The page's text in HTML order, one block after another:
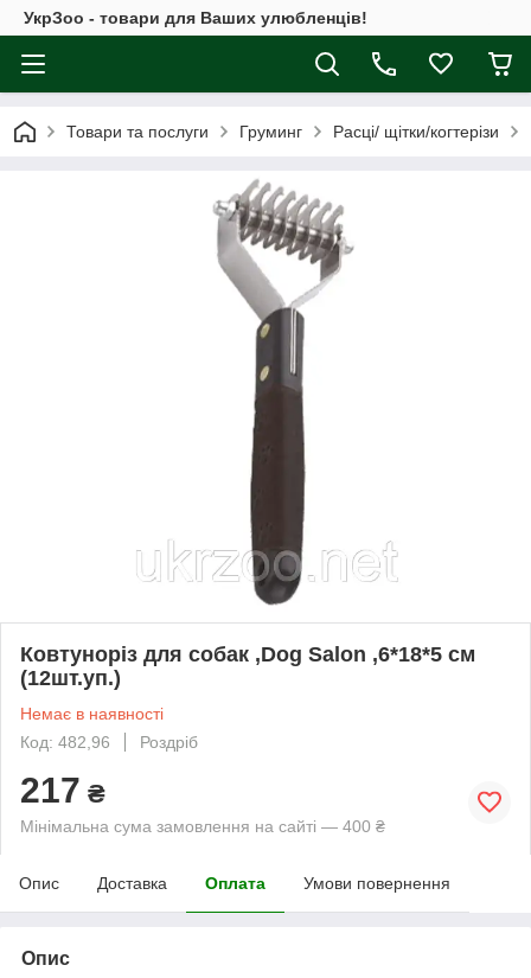
УкрЗоо - товари для Ваших улюбленців!
Товари та послуги Груминг Расці/ щітки/когтерізи
Ковтуноріз для собак ,Dog Salon ,6*18*5 cм
(12шт.уп.)
Немає в наявності
Код: 482,96
Роздріб
217 ₴
Мінімальна сума замовлення на сайті — 400 ₴
Опис Доставка Оплата Умови повернення
Опис